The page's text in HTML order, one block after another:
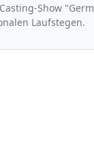
Show
Laufstegen.